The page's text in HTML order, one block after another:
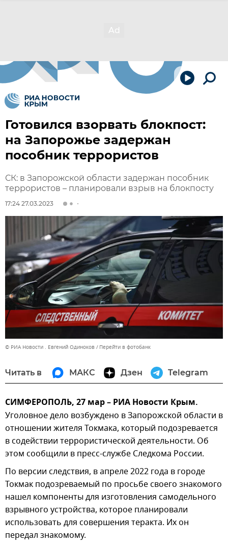
Готовился взорвать блокпост:
на Запорожье задержан
пособник террористов
СК: в Запорожской области задержан пособник
террористов – планировали взрыв на блокпосту
17:24 27.03.2023
© РИА Новости . Евгений Одиноков Перейти в фотобанк
Читать в МАКС Дзен Telegram
СИМФЕРОПОЛЬ, 27 мар – РИА Новости Крым.
Уголовное дело возбуждено в Запорожской области в
отношении жителя Токмака, который подозревается
в содействии террористической деятельности. Об
этом сообщили в пресс-службе Следкома России.
По версии следствия, в апреле 2022 года в городе
Токмак подозреваемый по просьбе своего знакомого
нашел компоненты для изготовления самодельного
взрывного устройства, которое планировали
использовать для совершения теракта. Их он
передал знакомому.